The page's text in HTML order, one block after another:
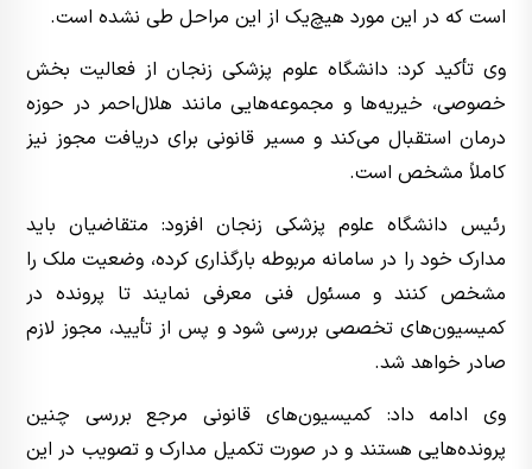
است که در این مورد هیچ‌یک از این مراحل طی نشده است.
وی تأکید کرد: دانشگاه علوم پزشکی زنجان از فعالیت بخش
خصوصی، خیریه‌ها و مجموعه‌هایی مانند هلال‌احمر در حوزه
درمان استقبال می‌کند و مسیر قانونی برای دریافت مجوز نیز
کاملاً مشخص است.
رئیس دانشگاه علوم پزشکی زنجان افزود: متقاضیان باید
مدارک خود را در سامانه مربوطه بارگذاری کرده، وضعیت ملک را
مشخص کنند و مسئول فنی معرفی نمایند تا پرونده در
کمیسیون‌های تخصصی بررسی شود و پس از تأیید، مجوز لازم
صادر خواهد شد.
وی ادامه داد: کمیسیون‌های قانونی مرجع بررسی چنین
پرونده‌هایی هستند و در صورت تکمیل مدارک و تصویب در این